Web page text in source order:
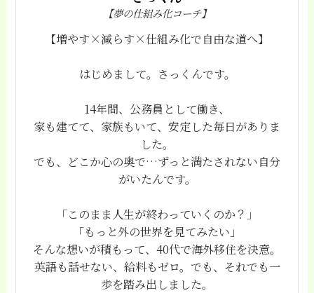
【夢の仕組み化コーチ】
【増やす×減らす×仕組み化で自由な道へ】
はじめまして。さっくんです。
14年間、公務員として働き、
家も建てて、家族もいて、安定した毎日がありま
した。
でも、どこか心の奥で…ずっと満たされない自分
がいたんです。
「このまま人生が終わっていくのか？」
「もっと外の世界を見てみたい」
そんな想いが積もって、40代で海外移住を決意。
英語も話せない、給料もゼロ。でも、それでも一
歩を踏み出しました。